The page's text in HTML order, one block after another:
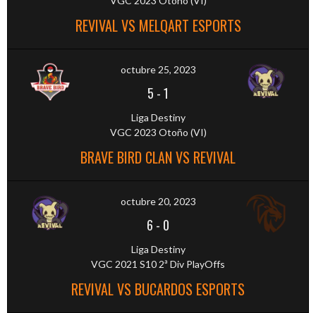
REVIVAL VS MELQART ESPORTS
octubre 25, 2023
5 -1
Liga Destiny
VGC 2023 Otoño (VI)
BRAVE BIRD CLAN VS REVIVAL
octubre 20, 2023
6 - 0
Liga Destiny
VGC 2021 S10 2ª Div PlayOffs
REVIVAL VS BUCARDOS ESPORTS